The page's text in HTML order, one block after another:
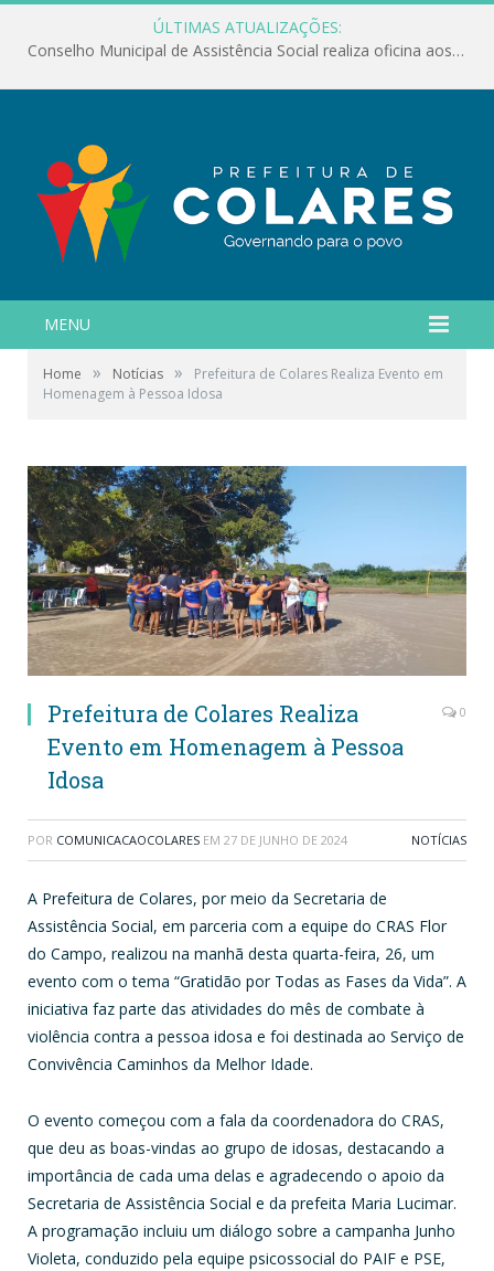
ÚLTIMAS ATUALIZAÇÕES:
Conselho Municipal de Assistência Social realiza oficina aos servidores
MENU
Home » Notícias »
Prefeitura de Colares Realiza Evento em
Homenagem à Pessoa Idosa
Prefeitura de Colares Realiza
Evento em Homenagem à Pessoa
Idosa
0
POR COMUNICACAOCOLARES EM 27 DE JUNHO DE 2024 NOTÍCIAS
A Prefeitura de Colares, por meio da Secretaria de
Assistência Social, em parceria com a equipe do CRAS Flor
do Campo, realizou na manhã desta quarta-feira, 26, um
evento com o tema “Gratidão por Todas as Fases da Vida”. A
iniciativa faz parte das atividades do mês de combate à
violência contra a pessoa idosa e foi destinada ao Serviço de
Convivência Caminhos da Melhor Idade.
O evento começou com a fala da coordenadora do CRAS,
que deu as boas-vindas ao grupo de idosas, destacando a
importância de cada uma delas e agradecendo o apoio da
Secretaria de Assistência Social e da prefeita Maria Lucimar.
A programação incluiu um diálogo sobre a campanha Junho
Violeta, conduzido pela equipe psicossocial do PAIF e PSE,